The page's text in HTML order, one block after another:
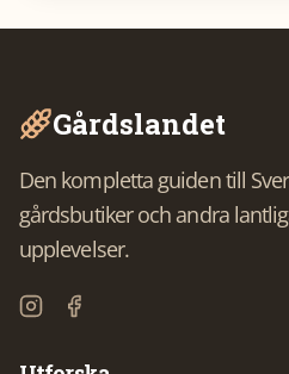
Gårdslandet
Den kompletta guiden till
gårdsbutiker och andra
upplevelser.